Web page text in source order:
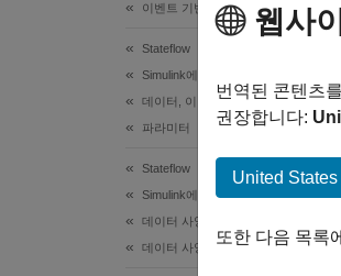
이벤트 기반 모델링
Stateflow
Simulink에서의 시뮬레이션
데이터, 이벤트 및 메시지
파라미터
Stateflow
Simulink에서의 시뮬레이션
데이터 사양
데이터 사양 기본 사항
웹사
번역된 콘텐츠
권장합니다:
United States
또한 다음 목록